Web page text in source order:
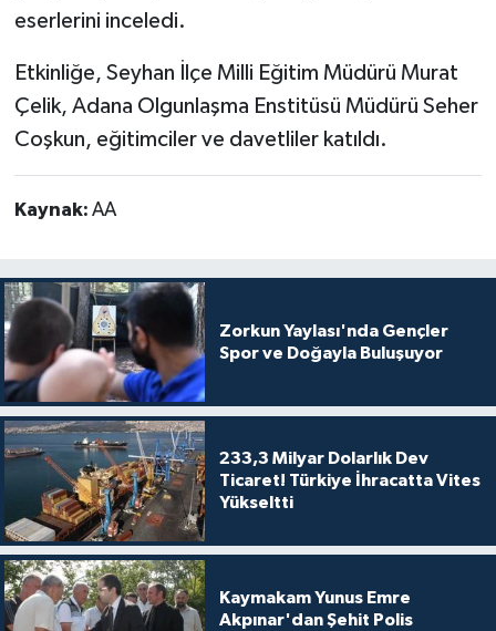
eserlerini inceledi.
Etkinliğe, Seyhan İlçe Milli Eğitim Müdürü Murat
Çelik, Adana Olgunlaşma Enstitüsü Müdürü Seher
Coşkun, eğitimciler ve davetliler katıldı.​​​​​​​
Kaynak: AA
Zorkun Yaylası'nda Gençler
Spor ve Doğayla Buluşuyor
233,3 Milyar Dolarlık Dev
Ticaret! Türkiye İhracatta Vites
Yükseltti
Kaymakam Yunus Emre
Akpınar'dan Şehit Polis